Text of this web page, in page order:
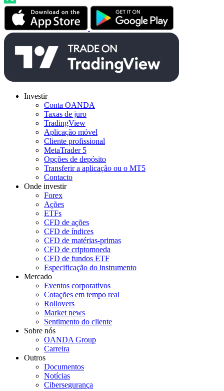
Investir
Conta OANDA
Taxas de juro
TradingView
Aplicação móvel
Cliente profissional
MetaTrader 5
Opções de depósito
Transferir a aplicação ou o MT5
Contacto
Onde investir
Forex
Ações
ETFs
CFD de ações
CFD de índices
CFD de matérias-primas
CFD de criptomoeda
CFD de fundos ETF
Especificação do instrumento
Mercado
Eventos corporativos
Cotações em tempo real
Rollovers
Market news
Sentimento do cliente
Sobre nós
OANDA Group
Carreira
Outros
Documentos
Notícias
Cibersegurança